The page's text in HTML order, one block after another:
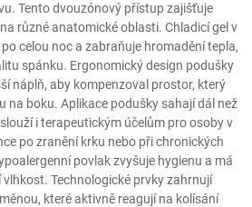
Tento dvouzónový přístup zajišťuje
různé anatomické oblasti. Chladicí gel v
celou noc a zabraňuje hromadění tepla,
spánku. Ergonomický design podušky
náplň, aby kompenzoval prostor, který
na boku. Aplikace podušky sahají dál než
i terapeutickým účelům pro osoby v
po zranění krku nebo při chronických
povlak zvyšuje hygienu a má
Technologické prvky zahrnují
které aktivně reagují na kolísání